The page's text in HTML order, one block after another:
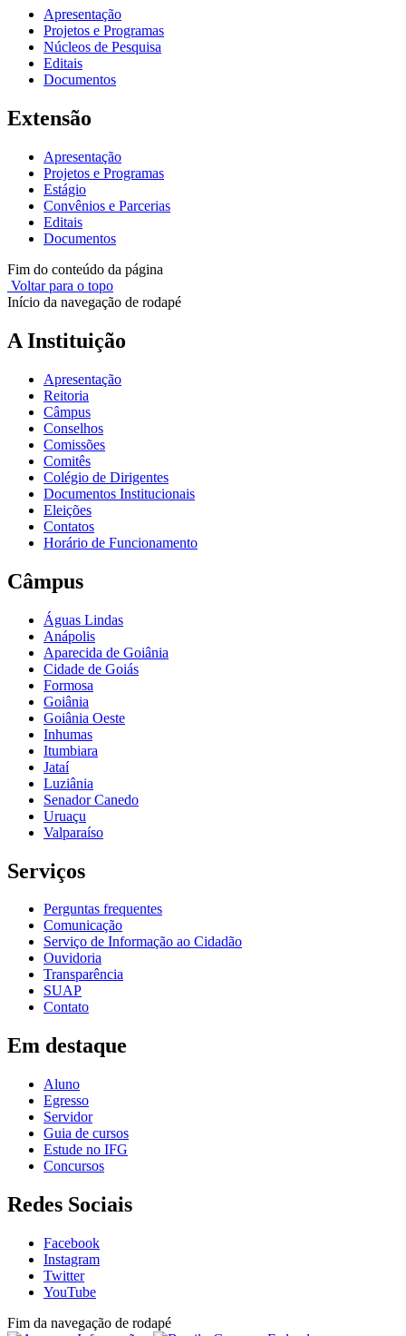
Apresentação
Projetos e Programas
Núcleos de Pesquisa
Editais
Documentos
Extensão
Apresentação
Projetos e Programas
Estágio
Convênios e Parcerias
Editais
Documentos
Fim do conteúdo da página
Voltar para o topo
Início da navegação de rodapé
A Instituição
Apresentação
Reitoria
Câmpus
Conselhos
Comissões
Comitês
Colégio de Dirigentes
Documentos Institucionais
Eleições
Contatos
Horário de Funcionamento
Câmpus
Águas Lindas
Anápolis
Aparecida de Goiânia
Cidade de Goiás
Formosa
Goiânia
Goiânia Oeste
Inhumas
Itumbiara
Jataí
Luziânia
Senador Canedo
Uruaçu
Valparaíso
Serviços
Perguntas frequentes
Comunicação
Serviço de Informação ao Cidadão
Ouvidoria
Transparência
SUAP
Contato
Em destaque
Aluno
Egresso
Servidor
Guia de cursos
Estude no IFG
Concursos
Redes Sociais
Facebook
Instagram
Twitter
YouTube
Fim da navegação de rodapé